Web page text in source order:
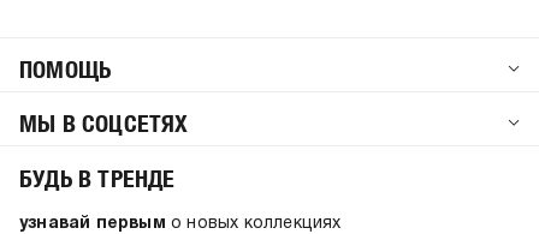
ПОМОЩЬ
МЫ В СОЦСЕТЯХ
БУДЬ В ТРЕНДЕ
узнавай первым о новых коллекциях